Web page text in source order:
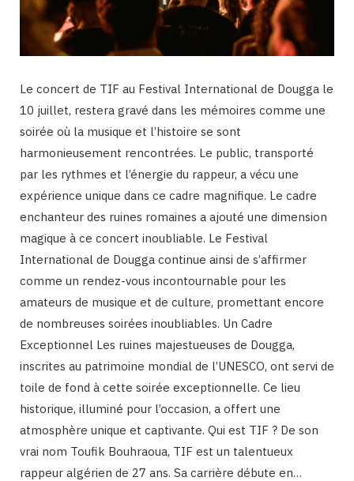
Le concert de TIF au Festival International de Dougga le
10 juillet, restera gravé dans les mémoires comme une
soirée où la musique et l’histoire se sont
harmonieusement rencontrées. Le public, transporté
par les rythmes et l’énergie du rappeur, a vécu une
expérience unique dans ce cadre magnifique. Le cadre
enchanteur des ruines romaines a ajouté une dimension
magique à ce concert inoubliable. Le Festival
International de Dougga continue ainsi de s’affirmer
comme un rendez-vous incontournable pour les
amateurs de musique et de culture, promettant encore
de nombreuses soirées inoubliables. Un Cadre
Exceptionnel Les ruines majestueuses de Dougga,
inscrites au patrimoine mondial de l’UNESCO, ont servi de
toile de fond à cette soirée exceptionnelle. Ce lieu
historique, illuminé pour l’occasion, a offert une
atmosphère unique et captivante. Qui est TIF ? De son
vrai nom Toufik Bouhraoua, TIF est un talentueux
rappeur algérien de 27 ans. Sa carrière débute en…